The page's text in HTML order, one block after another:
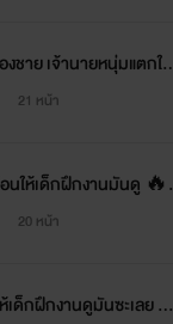
ชาย เจ้านายหนุ่มแตกใน
21 หน้า
นให้เด็กฝึกงานมันดู 🔥
20 หน้า
เด็กฝึกงานดูมันซะเลย 🔥